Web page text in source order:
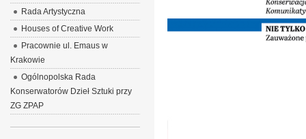
Rada Artystyczna
Houses of Creative Work
Pracownie ul. Emaus w
Krakowie
Ogólnopolska Rada
Konserwatorów Dzieł Sztuki przy
ZG ZPAP